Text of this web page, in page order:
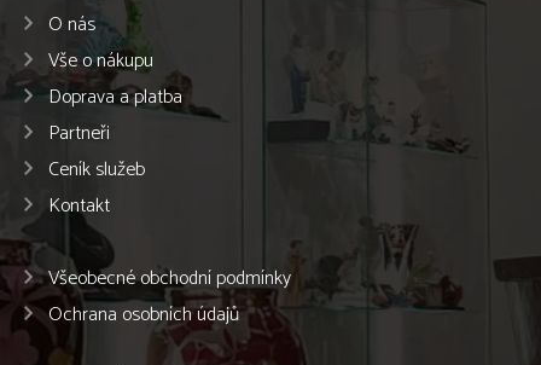
O nás
Vše o nákupu
Doprava a platba
Partneři
Ceník služeb
Kontakt
Všeobecné obchodní podmínky
Ochrana osobních údajů